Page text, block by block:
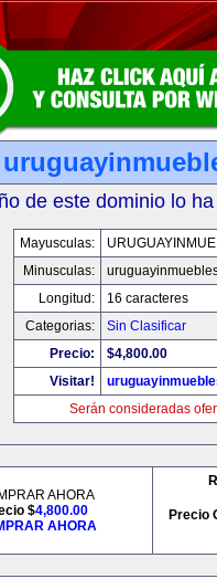
de este dominio lo
Mayusculas:
Minusculas:
Longitud:
16 caracteres
Categorias:
Sin Clasificar
Precio:
$4,800.00
Visitar!
Serán consideradas
AHORA
$4,800.00
AHORA
Precio